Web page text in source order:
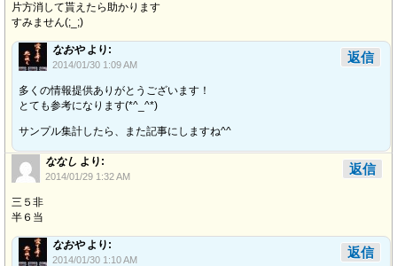
片方消して貰えたら助かります
すみません(;_;)
なおや より:
2014/01/30 1:09 AM
多くの情報提供ありがとうございます！
とても参考になります(*^_^*)
サンプル集計したら、また記事にしますね^^
返信
ななし より:
2014/01/29 1:32 AM
三５非
半６当
返信
なおや より:
2014/01/30 1:10 AM 返信